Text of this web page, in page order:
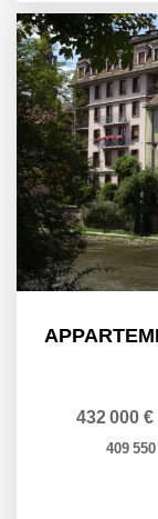
432 000 €
409